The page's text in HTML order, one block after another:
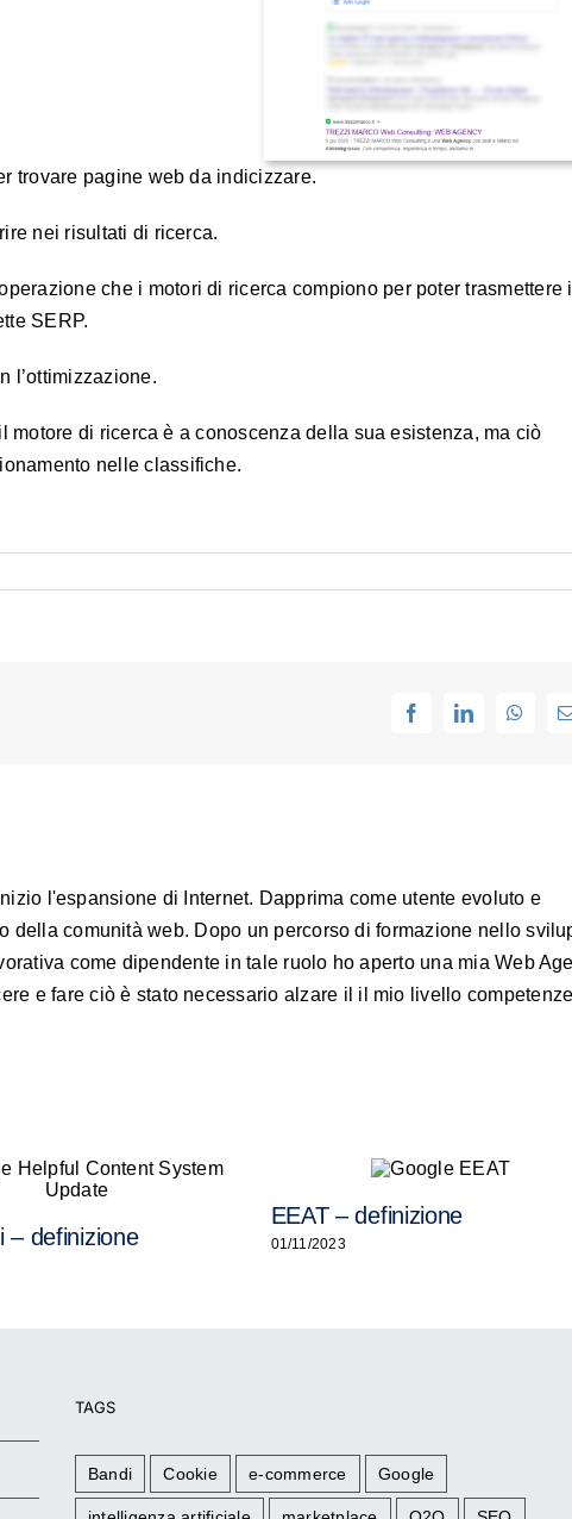
trovare pagine web da indicizzare.
nei risultati di ricerca.
che i motori di ricerca compiono per poter trasmettere i
SERP.
l’ottimizzazione.
motore di ricerca è a conoscenza della sua esistenza, ma ciò
nelle classifiche.
FacebookLinkedIn
l'espansione di Internet. Dapprima come utente evoluto e
della comunità web. Dopo un percorso di formazione nello
come dipendente in tale ruolo ho aperto una mia Web
e fare ciò è stato necessario alzare il il mio livello
– definizione
EEAT – definizione
01/11/2023
TAGS
Bandi Cookie e-commerce Google